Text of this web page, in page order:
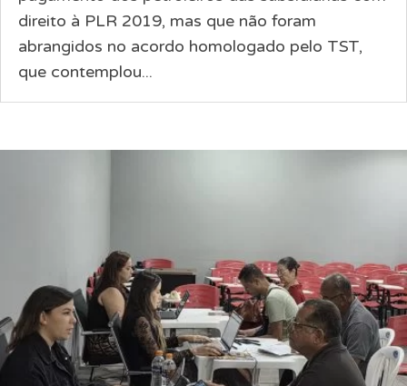
direito à PLR 2019, mas que não foram
abrangidos no acordo homologado pelo TST,
que contemplou...